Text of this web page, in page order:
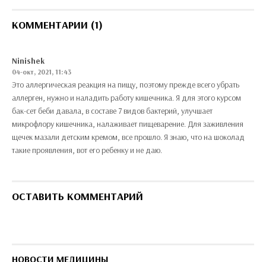
КОММЕНТАРИИ (1)
Ninishek
04-окт, 2021, 11:43
Это аллергическая реакция на пищу, поэтому прежде всего убрать
аллерген, нужно и наладить работу кишечника. Я для этого курсом
бак-сет беби давала, в составе 7 видов бактерий, улучшает
микрофлору кишечника, налаживает пищеварение. Для заживления
щечек мазали детским кремом, все прошло. Я знаю, что на шоколад
такие проявления, вот его ребенку и не даю.
ОСТАВИТЬ КОММЕНТАРИЙ
НОВОСТИ МЕДИЦИНЫ